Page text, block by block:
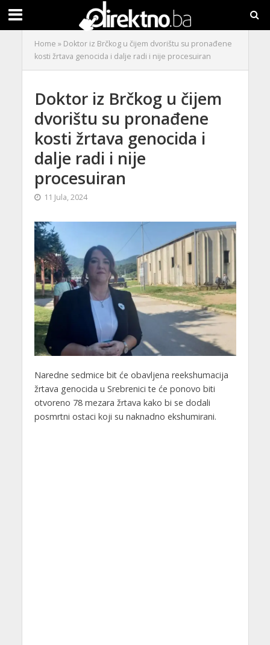
Home » Doktor iz Brčkog u čijem dvorištu su pronađene
kosti žrtava genocida i dalje radi i nije procesuiran
Doktor iz Brčkog u čijem
dvorištu su pronađene
kosti žrtava genocida i
dalje radi i nije
procesuiran
11 Jula, 2024
Naredne sedmice bit će obavljena reekshumacija
žrtava genocida u Srebrenici te će ponovo biti
otvoreno 78 mezara žrtava kako bi se dodali
posmrtni ostaci koji su naknadno ekshumirani.